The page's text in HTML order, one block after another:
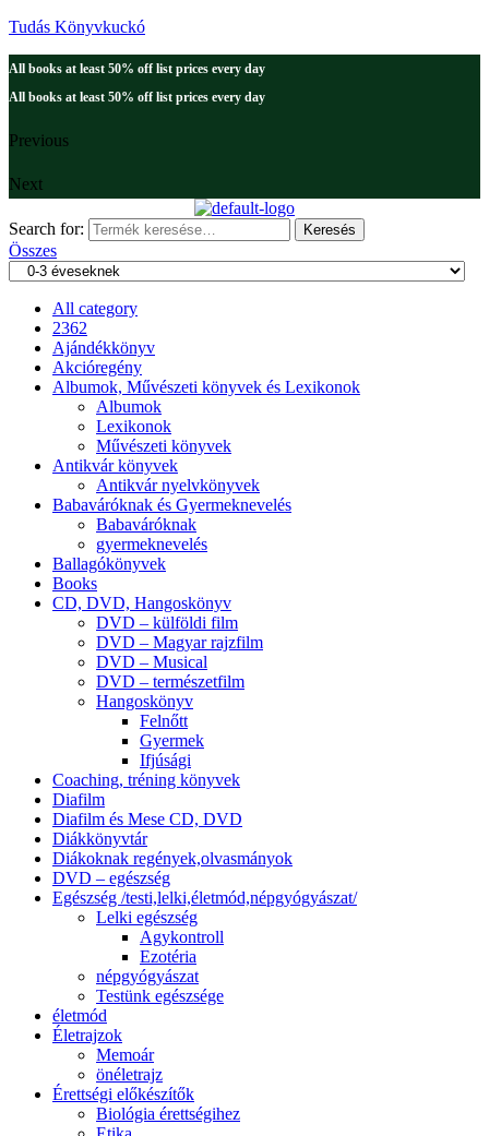
Tudás Könyvkuckó
All books at least 50% off list prices every day
All books at least 50% off list prices every day
Previous
Next
Search for: Keresés
Összes
All category
2362
Ajándékkönyv
Akcióregény
Albumok, Művészeti könyvek és Lexikonok
Albumok
Lexikonok
Művészeti könyvek
Antikvár könyvek
Antikvár nyelvkönyvek
Babaváróknak és Gyermeknevelés
Babaváróknak
gyermeknevelés
Ballagókönyvek
Books
CD, DVD, Hangoskönyv
DVD – külföldi film
DVD – Magyar rajzfilm
DVD – Musical
DVD – természetfilm
Hangoskönyv
Felnőtt
Gyermek
Ifjúsági
Coaching, tréning könyvek
Diafilm
Diafilm és Mese CD, DVD
Diákkönyvtár
Diákoknak regények,olvasmányok
DVD – egészség
Egészség /testi,lelki,életmód,népgyógyászat/
Lelki egészség
Agykontroll
Ezotéria
népgyógyászat
Testünk egészsége
életmód
Életrajzok
Memoár
önéletrajz
Érettségi előkészítők
Biológia érettségihez